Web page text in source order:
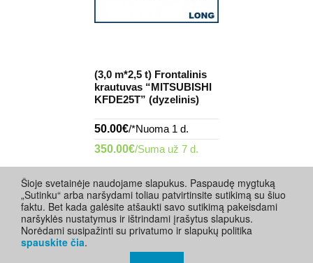
(3,0 m*2,5 t) Frontalinis
krautuvas “MITSUBISHI
KFDE25T” (dyzelinis)
50.00€/*Nuoma 1 d.
350.00€/Suma už 7 d.
Šioje svetainėje naudojame slapukus. Paspaudę mygtuką
„Sutinku“ arba naršydami toliau patvirtinsite sutikimą su šiuo
faktu. Bet kada galėsite atšaukti savo sutikimą pakeisdami
naršyklės nustatymus ir ištrindami įrašytus slapukus.
Norėdami susipažinti su privatumo ir slapukų politika
spauskite čia.